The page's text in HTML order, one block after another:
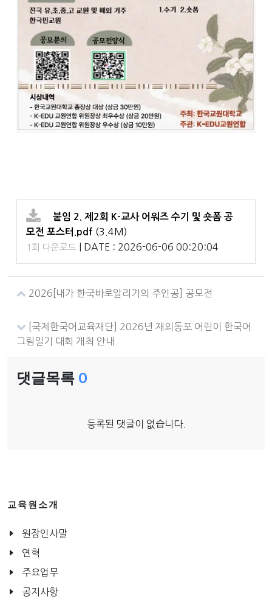
붙임 2. 제2회 K-교사 어워즈 수기 및 숏폼 공
모전 포스터.pdf (3.4M)
1회 다운로드 DATE : 2026-06-06 00:20:04
2026[내가 한국바로알리기의 주인공] 공모전
[국제한국어교육재단] 2026년 재외동포 어린이 한국어
그림일기 대회 개최 안내
댓글목록 0
등록된 댓글이 없습니다.
교육원소개
원장인사말
연혁
주요업무
공지사항